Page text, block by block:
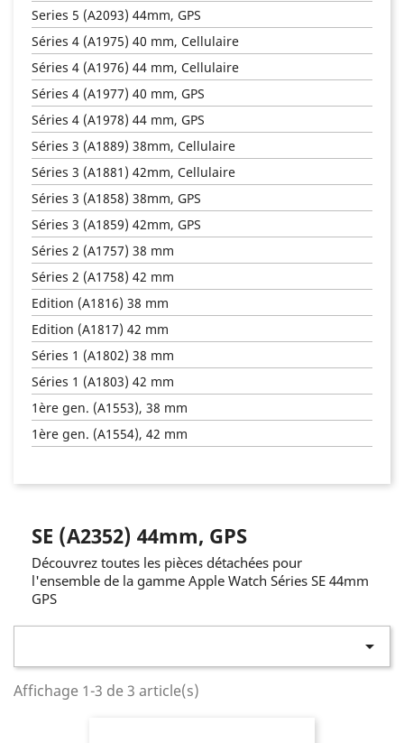
Series 5 (A2093) 44mm, GPS
Séries 4 (A1975) 40 mm, Cellulaire
Séries 4 (A1976) 44 mm, Cellulaire
Séries 4 (A1977) 40 mm, GPS
Séries 4 (A1978) 44 mm, GPS
Séries 3 (A1889) 38mm, Cellulaire
Séries 3 (A1881) 42mm, Cellulaire
Séries 3 (A1858) 38mm, GPS
Séries 3 (A1859) 42mm, GPS
Séries 2 (A1757) 38 mm
Séries 2 (A1758) 42 mm
Edition (A1816) 38 mm
Edition (A1817) 42 mm
Séries 1 (A1802) 38 mm
Séries 1 (A1803) 42 mm
1ère gen. (A1553), 38 mm
1ère gen. (A1554), 42 mm
SE (A2352) 44mm, GPS
Découvrez toutes les pièces détachées pour
l'ensemble de la gamme Apple Watch Séries SE 44mm
GPS

Affichage 1-3 de 3 article(s)